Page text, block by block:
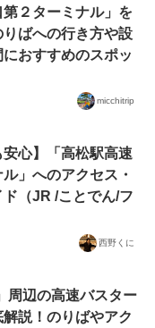
第２ターミナル」を
ばへの行き方や設
おすすめのスポッ
micchitrip
安心】「高松駅高速
」へのアクセス・
（JR /ことでん/フ
西野くに
周辺の高速バスター
解説！のりばやアク